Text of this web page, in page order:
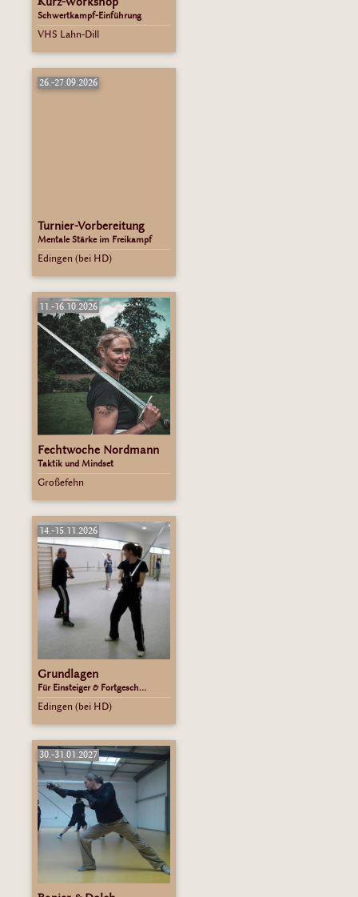
Schwertkampf-Einführung
VHS Lahn-Dill
26.-27.09.2026
Turnier-Vorbereitung
Mentale Stärke im Freikampf
Edingen (bei HD)
11.-16.10.2026
Fechtwoche Nordmann
Taktik und Mindset
Großefehn
14.-15.11.2026
Grundlagen
Für Einsteiger & Fortgesch...
Edingen (bei HD)
30.-31.01.2027